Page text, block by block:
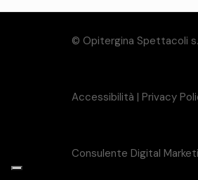
© Opitergina Spettacoli
Accessibilità | Privacy
Consulente Digital